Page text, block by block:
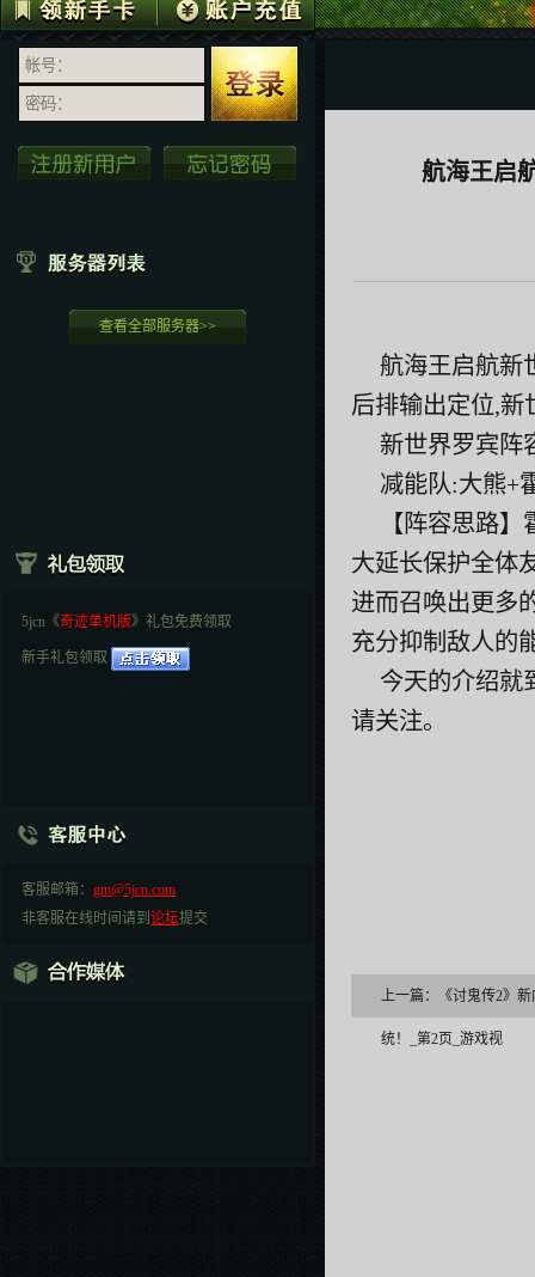
查看全部服务器>>
5jcn《奇迹单机版》礼包免费领取
新手礼包领取
客服邮箱： gm@5jcn.com
非客服在线时间请到 论坛提交
航海王启
航海王启航新
后排输出定位,新
新世界罗宾阵
减能队:大熊+
【阵容思路
大延长保护全体
进而召唤出更多
充分抑制敌人的
今天的介绍就
请关注。
上一篇： 《讨鬼传2》
统！_第2页_游戏视